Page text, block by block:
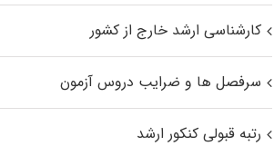
کارشناسی ارشد خارج از کشور
سرفصل ها و ضرایب دروس آزمون
رتبه قبولی کنکور ارشد